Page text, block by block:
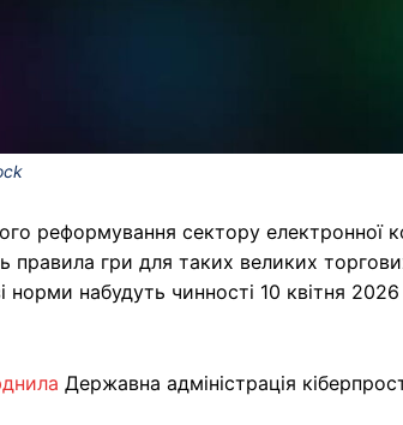
реформування сектору електронної
правила гри для таких великих
норми набудуть чинності 10 квітня
Державна адміністрація